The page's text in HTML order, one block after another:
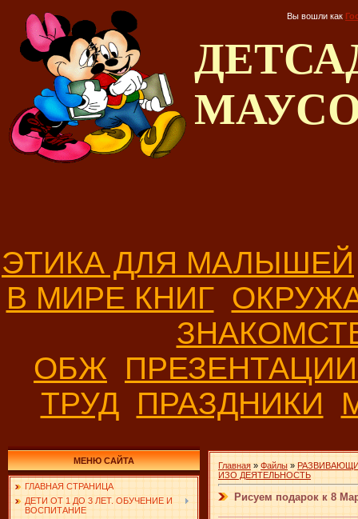
Вы вошли как
ЭТИКА ДЛЯ МАЛЫШЕЙ
В МИРЕ КНИГ
ОБЖ
ТРУД ПРАЗДНИКИ
МЕНЮ САЙТА
ГЛАВНАЯ СТРАНИЦА
ДЕТИ ОТ 1 ДО 3 ЛЕТ. ОБУЧЕНИЕ И
ВОСПИТАНИЕ
Главная » Файлы »
ИЗО ДЕЯТЕЛЬНОСТЬ
Рисуем подарок к 8